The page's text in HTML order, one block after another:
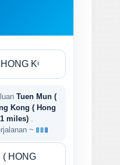
Tuen Mun (
Kong ( Hong
miles)
~